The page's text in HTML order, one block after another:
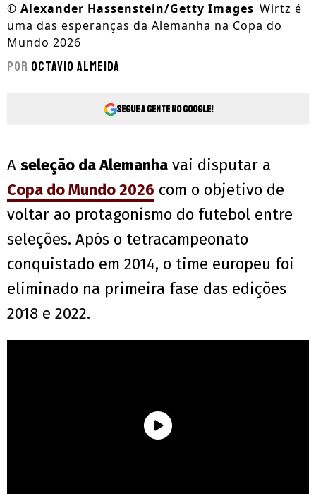
© Alexander Hassenstein/Getty Images Wirtz é
uma das esperanças da Alemanha na Copa do
Mundo 2026
Por Octavio Almeida
Segue a gente no Google!
A seleção da Alemanha vai disputar a
Copa do Mundo 2026 com o objetivo de
voltar ao protagonismo do futebol entre
seleções. Após o tetracampeonato
conquistado em 2014, o time europeu foi
eliminado na primeira fase das edições
2018 e 2022.